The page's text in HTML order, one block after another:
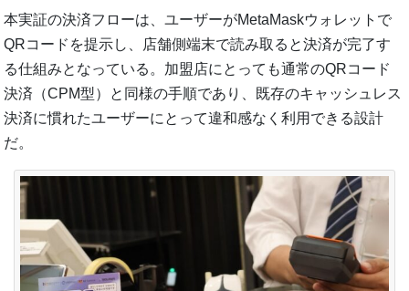
本実証の決済フローは、ユーザーがMetaMaskウォレットで
QRコードを提示し、店舗側端末で読み取ると決済が完了す
る仕組みとなっている。加盟店にとっても通常のQRコード
決済（CPM型）と同様の手順であり、既存のキャッシュレス
決済に慣れたユーザーにとって違和感なく利用できる設計
だ。